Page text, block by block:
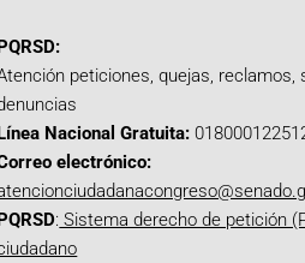
peticiones, quejas, reclamos,
Nacional Gratuita:
electrónico:
: Sistema derecho de petición